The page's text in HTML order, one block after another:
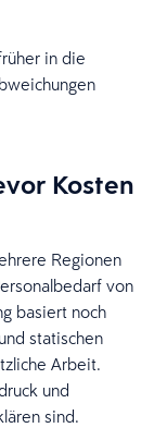
in die
Kosten
Regionen
von
basiert noch
statischen
Arbeit.
und
sind.